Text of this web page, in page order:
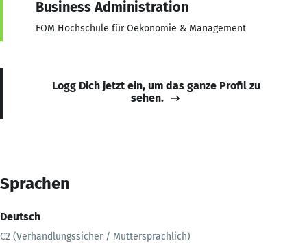
Business Administration
FOM Hochschule für Oekonomie & Management
Logg Dich jetzt ein, um das ganze Profil zu
sehen.
Sprachen
Deutsch
C2 (Verhandlungssicher / Muttersprachlich)